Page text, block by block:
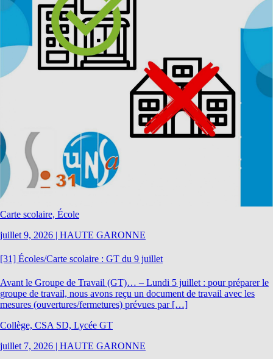
Carte scolaire, École
juillet 9, 2026 | HAUTE GARONNE
[31] Écoles/Carte scolaire : GT du 9 juillet
Avant le Groupe de Travail (GT)… – Lundi 5 juillet : pour préparer le
groupe de travail, nous avons reçu un document de travail avec les
mesures (ouvertures/fermetures) prévues par […]
Collège, CSA SD, Lycée GT
juillet 7, 2026 | HAUTE GARONNE